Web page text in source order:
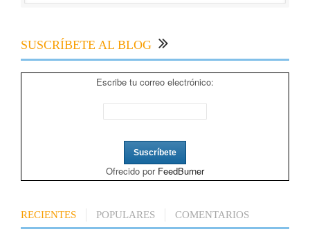
SUSCRÍBETE AL BLOG
Escribe tu correo electrónico:
Ofrecido por FeedBurner
RECIENTES POPULARES COMENTARIOS